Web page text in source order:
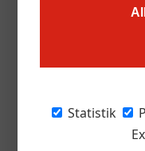
Statistik
Operations für die
zusätzlich die